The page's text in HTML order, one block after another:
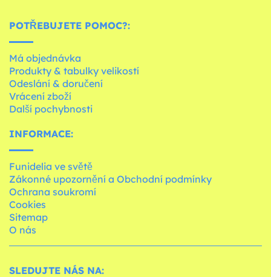
POTŘEBUJETE POMOC?:
Má objednávka
Produkty & tabulky velikostí
Odeslání & doručení
Vrácení zboží
Další pochybnosti
INFORMACE:
Funidelia ve světě
Zákonné upozornění a Obchodní podmínky
Ochrana soukromí
Cookies
Sitemap
O nás
SLEDUJTE NÁS NA: